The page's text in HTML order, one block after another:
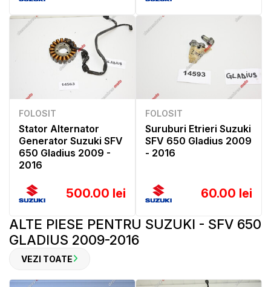
FOLOSIT
Stator Alternator
Generator Suzuki SFV
650 Gladius 2009 -
2016
500.00 lei
FOLOSIT
Suruburi Etrieri Suzuki
SFV 650 Gladius 2009
- 2016
60.00 lei
ALTE PIESE PENTRU SUZUKI - SFV 650
GLADIUS 2009-2016
VEZI TOATE